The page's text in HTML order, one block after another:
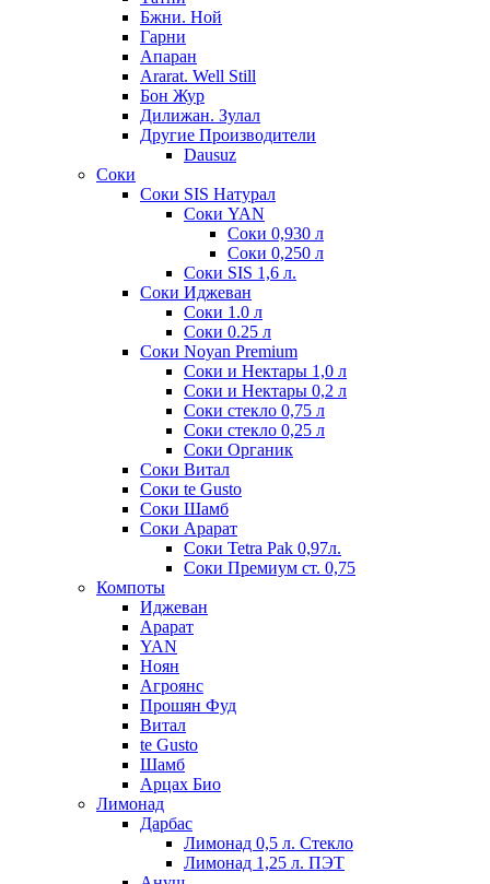
Бжни. Ной
Гарни
Апаран
Ararat. Well Still
Бон Жур
Дилижан. Зулал
Другие Производители
Dausuz
Соки
Соки SIS Натурал
Соки YAN
Соки 0,930 л
Соки 0,250 л
Соки SIS 1,6 л.
Соки Иджеван
Соки 1.0 л
Соки 0.25 л
Соки Noyan Premium
Соки и Нектары 1,0 л
Соки и Нектары 0,2 л
Соки стекло 0,75 л
Соки стекло 0,25 л
Соки Органик
Соки Витал
Соки te Gusto
Соки Шамб
Соки Арарат
Соки Tetra Pak 0,97л.
Соки Премиум ст. 0,75
Компоты
Иджеван
Арарат
YAN
Ноян
Агроянс
Прошян Фуд
Витал
te Gusto
Шамб
Арцах Био
Лимонад
Дарбас
Лимонад 0,5 л. Стекло
Лимонад 1,25 л. ПЭТ